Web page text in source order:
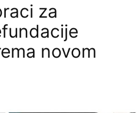
za
novom